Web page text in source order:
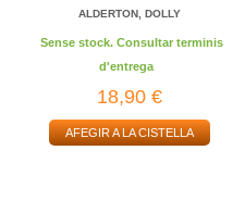
ALDERTON, DOLLY
Sense stock. Consultar terminis
d'entrega
18,90 €
AFEGIR A LA CISTELLA